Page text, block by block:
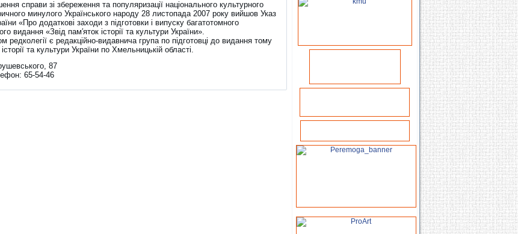
справи зі збереження та популяризації національного культурного
минулого Українського народу 28 листопада 2007 року вийшов Указ
«Про додаткові заходи з підготовки і випуску багатотомного
видання «Звід пам′яток історії та культури України».
редколегії є редакційно-видавнича група по підготовці до видання тому
та культури України по Хмельницькій області.
87
65-54-46